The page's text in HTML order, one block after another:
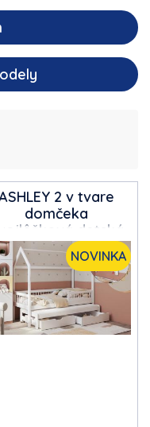
NOVINKA
2 v tvare
domčeka
detská
s výsuvným
s úložným
priestorom na
bielizeň